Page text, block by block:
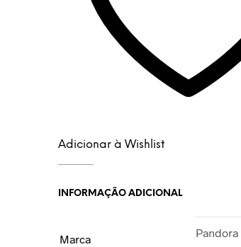
Adicionar à Wishlist
INFORMAÇÃO ADICIONAL
Marca Pandora